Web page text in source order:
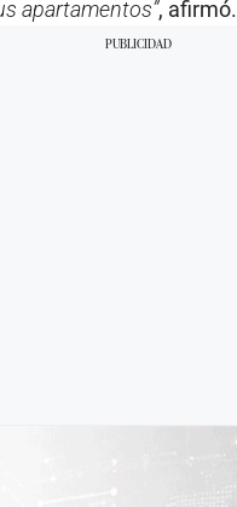
apartamentos”, afirmó.